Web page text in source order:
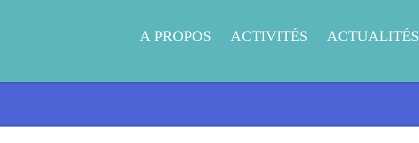
A PROPOS ACTIVITÉS ACTUALITÉS